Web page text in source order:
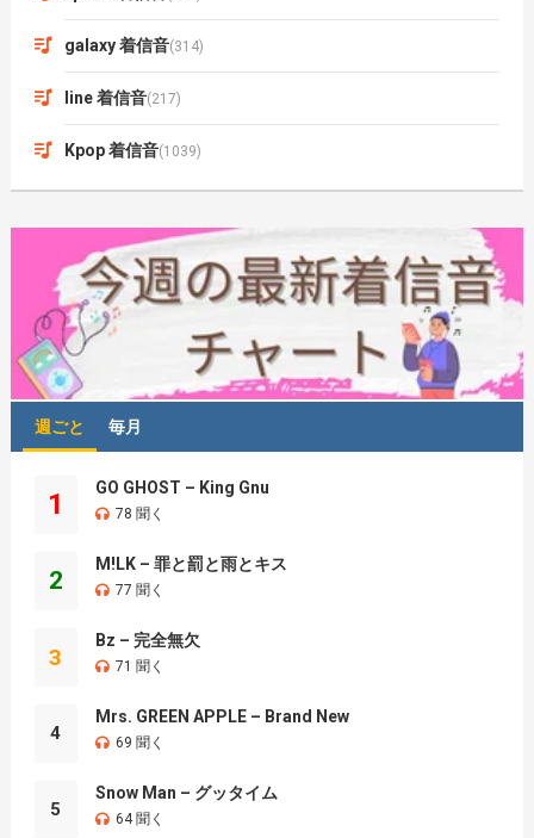
galaxy 着信音(314)
line 着信音(217)
Kpop 着信音(1039)
週ごと 毎月
1
GO GHOST – King Gnu
78 聞く
2
M!LK – 罪と罰と雨とキス
77 聞く
3
Bz – 完全無欠
71 聞く
4
Mrs. GREEN APPLE – Brand New
69 聞く
5
Snow Man – グッタイム
64 聞く